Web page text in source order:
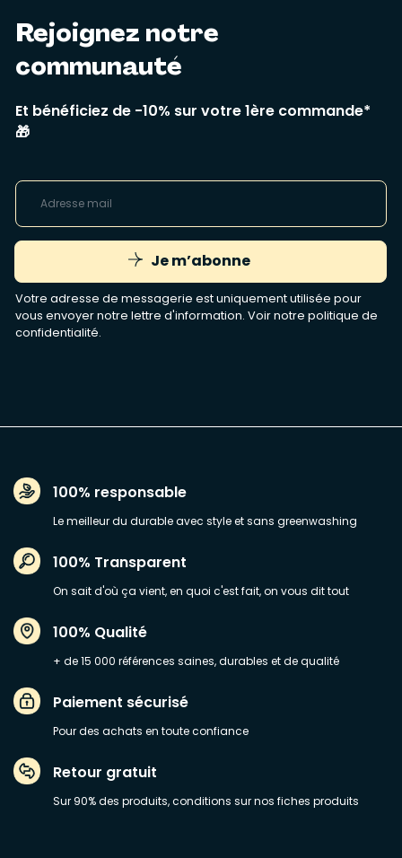
Rejoignez notre
communauté
Et bénéficiez de -10% sur votre 1ère commande*
🎁
Je m’abonne
Votre adresse de messagerie est uniquement utilisée pour
vous envoyer notre lettre d'information. Voir notre politique de
confidentialité.
100% responsable
Le meilleur du durable avec style et sans greenwashing
100% Transparent
On sait d'où ça vient, en quoi c'est fait, on vous dit tout
100% Qualité
+ de 15 000 références saines, durables et de qualité
Paiement sécurisé
Pour des achats en toute confiance
Retour gratuit
Sur 90% des produits, conditions sur nos fiches produits